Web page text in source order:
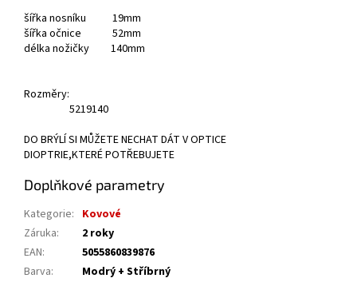
šířka nosníku 19mm
šířka očnice 52mm
délka nožičky 140mm
Rozměry:
5219140
DO BRÝLÍ SI MŮŽETE NECHAT DÁT V OPTICE
DIOPTRIE,KTERÉ POTŘEBUJETE
Doplňkové parametry
Kategorie: Kovové
Záruka:
2 roky
EAN:
5055860839876
Barva:
Modrý + Stříbrný